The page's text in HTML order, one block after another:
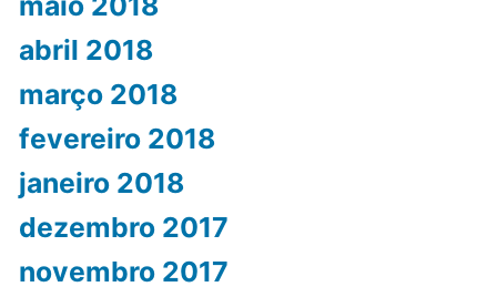
abril 2018
março 2018
fevereiro 2018
janeiro 2018
dezembro 2017
novembro 2017